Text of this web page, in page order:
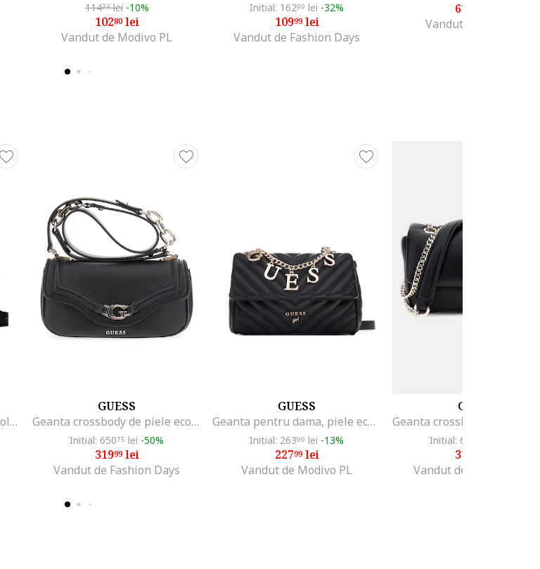
11423lei -10%
10280lei
Vandut de Modivo PL
Initial: 16299 lei -32%
10999lei
Vandut de Fashion Days
617
Vandut de VENEZIA
Geanta de umar din piele ecologica cu model cu monograma
GUESS
Geanta crossbody de piele ecologica cu clapa, Negru
Initial: 65075 lei -50%
31999lei
Vandut de Fashion Days
GUESS
Geanta pentru dama, piele ecologica, negru
Initial: 26399 lei -13%
22799lei
Vandut de Modivo PL
GUESS
Initial: 650
319
Vandut de Fashion Days